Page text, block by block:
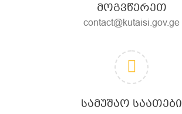
ᲛᲝᲒᲕᲬᲔᲠᲔᲗ
contact@kutaisi.gov.ge
ᲡᲐᲛᲣᲨᲐᲝ ᲡᲐᲐᲗᲔᲑᲘ